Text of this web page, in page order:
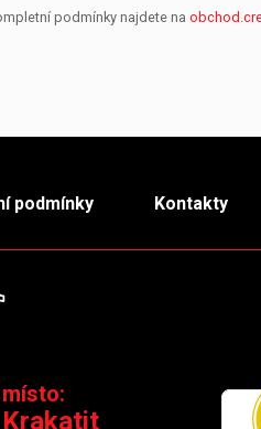
podmínky najdete na
podmínky Kontakty